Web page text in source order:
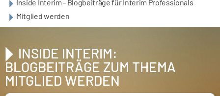
Inside Interim - Blogbeiträge für Interim Professionals
Mitglied werden
INSIDE INTERIM:
BLOGBEITRÄGE ZUM THEMA
MITGLIED WERDEN